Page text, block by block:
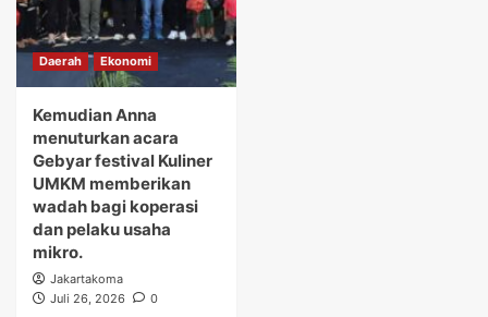
Daerah Ekonomi
Kemudian Anna
menuturkan acara
Gebyar festival Kuliner
UMKM memberikan
wadah bagi koperasi
dan pelaku usaha
mikro.
Jakartakoma
Juli 26, 2026
0